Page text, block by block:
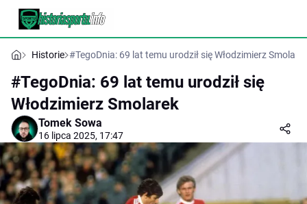
Historie #TegoDnia: 69 lat temu urodził się Włodzimierz
#TegoDnia: 69 lat temu urodził się
Włodzimierz Smolarek
Tomek Sowa
16 lipca 2025, 17:47